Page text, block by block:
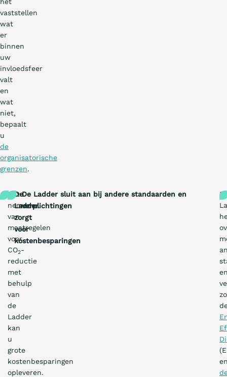
vaststellen
wat
er
binnen
uw
invloedsfeer
valt
en
wat
niet,
bepaalt
u
de
organisatorische
grenzen.
De
Ladder
zorgt
voor
kostenbesparingen
Het
nemen
van
maatregelen
voor
CO2-
reductie
met
behulp
van
de
Ladder
kan
u
grote
kostenbesparingen
opleveren.
De Ladder sluit aan bij andere standaarden en
verplichtingen